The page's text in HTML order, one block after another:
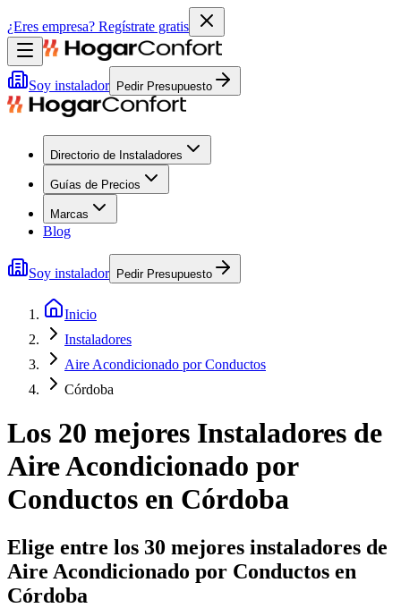
¿Eres empresa? Regístrate gratis
Soy instalador Pedir Presupuesto
Directorio de Instaladores
Guías de Precios
Marcas
Blog
Soy instalador Pedir Presupuesto
Inicio
Instaladores
Aire Acondicionado por Conductos
Córdoba
Los 20 mejores Instaladores de
Aire Acondicionado por
Conductos en Córdoba
Elige entre los 30 mejores instaladores de
Aire Acondicionado por Conductos en
Córdoba